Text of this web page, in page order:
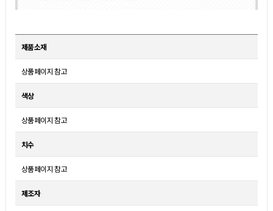
제품소재
상품페이지 참고
색상
상품페이지 참고
치수
상품페이지 참고
제조자